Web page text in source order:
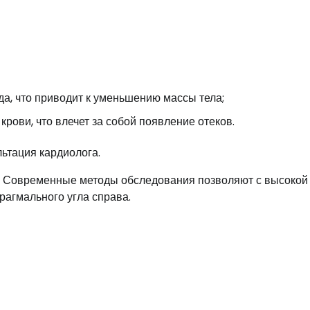
что приводит к уменьшению массы тела;
что влечет за собой появление отеков.
кардиолога.
Современные методы обследования позволяют с высокой
угла справа.